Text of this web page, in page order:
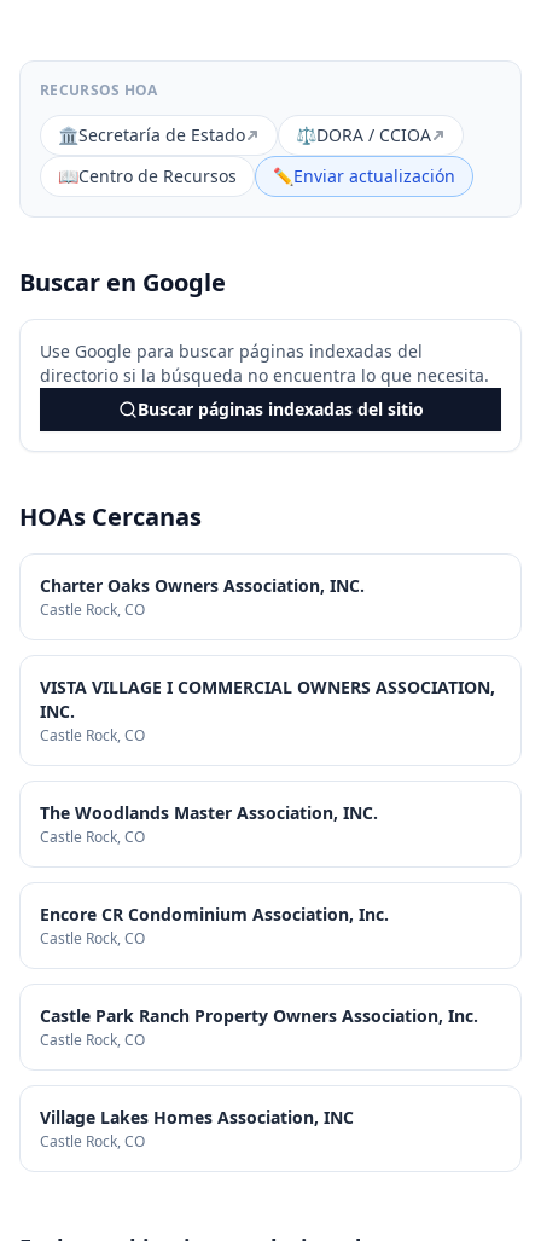
RECURSOS HOA
🏛️Secretaría de Estado ⚖️DORA / CCIOA
📖Centro de Recursos ✏️Enviar actualización
Buscar en Google
Use Google para buscar páginas indexadas del
directorio si la búsqueda no encuentra lo que necesita.
Buscar páginas indexadas del sitio
HOAs Cercanas
Charter Oaks Owners Association, INC.
Castle Rock, CO
VISTA VILLAGE I COMMERCIAL OWNERS ASSOCIATION,
INC.
Castle Rock, CO
The Woodlands Master Association, INC.
Castle Rock, CO
Encore CR Condominium Association, Inc.
Castle Rock, CO
Castle Park Ranch Property Owners Association, Inc.
Castle Rock, CO
Village Lakes Homes Association, INC
Castle Rock, CO